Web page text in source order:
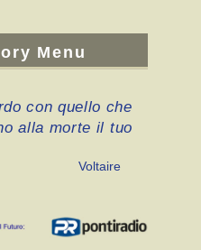
Menu
con quello che
alla morte il tuo
Voltaire